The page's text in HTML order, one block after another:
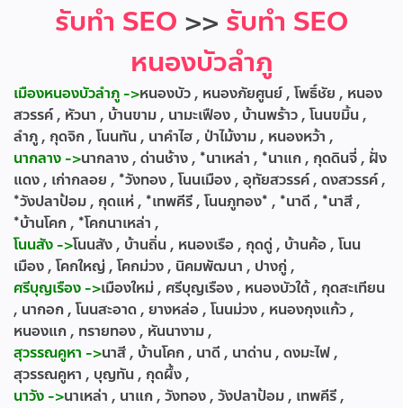
รับทำ SEO >> รับทำ SEO
หนองบัวลำภู
เมืองหนองบัวลำภู ->หนองบัว , หนองภัยศูนย์ , โพธิ์ชัย , หนอง
สวรรค์ , หัวนา , บ้านขาม , นามะเฟือง , บ้านพร้าว , โนนขมิ้น ,
ลำภู , กุดจิก , โนนทัน , นาคำไฮ , ป่าไม้งาม , หนองหว้า ,
นากลาง ->นากลาง , ด่านช้าง , *นาเหล่า , *นาแก , กุดดินจี่ , ฝั่ง
แดง , เก่ากลอย , *วังทอง , โนนเมือง , อุทัยสวรรค์ , ดงสวรรค์ ,
*วังปลาป้อม , กุดแห่ , *เทพคีรี , โนนภูทอง* , *นาดี , *นาสี ,
*บ้านโคก , *โคกนาเหล่า ,
โนนสัง ->โนนสัง , บ้านถิ่น , หนองเรือ , กุดดู่ , บ้านค้อ , โนน
เมือง , โคกใหญ่ , โคกม่วง , นิคมพัฒนา , ปางกู่ ,
ศรีบุญเรือง ->เมืองใหม่ , ศรีบุญเรือง , หนองบัวใต้ , กุดสะเทียน
, นากอก , โนนสะอาด , ยางหล่อ , โนนม่วง , หนองกุงแก้ว ,
หนองแก , ทรายทอง , หันนางาม ,
สุวรรณคูหา ->นาสี , บ้านโคก , นาดี , นาด่าน , ดงมะไฟ ,
สุวรรณคูหา , บุญทัน , กุดผึ้ง ,
นาวัง ->นาเหล่า , นาแก , วังทอง , วังปลาป้อม , เทพคีรี ,